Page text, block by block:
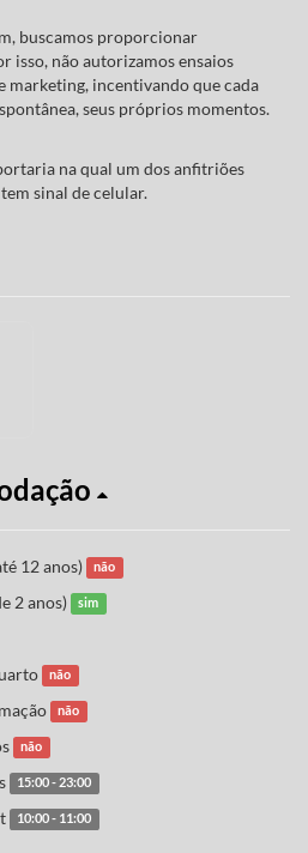
buscamos proporcionar
isso, não autorizamos ensaios
marketing, incentivando que cada
seus próprios momentos.
na qual um dos anfitriões
sinal de celular.
12 anos) não
2 anos) sim
não
não
não
15:00 - 23:00
10:00 - 11:00